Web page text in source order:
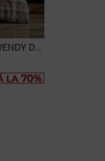
SET LENJERIE DE PAT FLANEL WENDY DOUBLE -...